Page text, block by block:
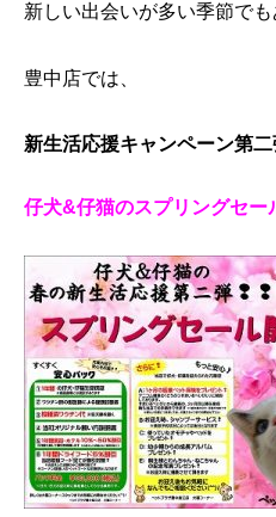
新しい出会いが多い季節で
豊中店では、
新生活応援キャンペーン第二
仔犬&仔猫のスプリングセー